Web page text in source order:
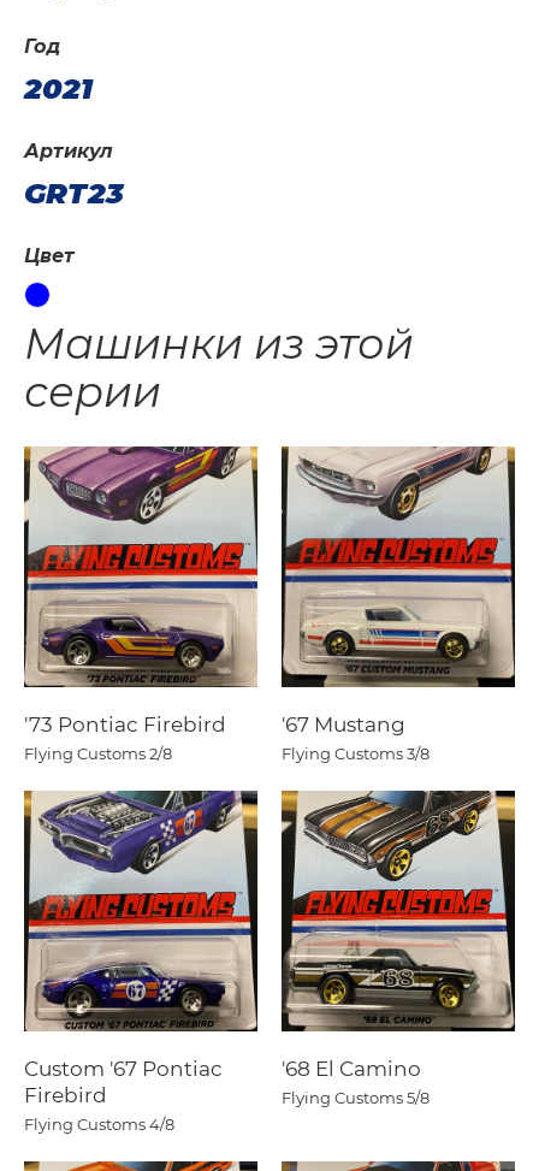
Год
2021
Артикул
GRT23
Цвет
Машинки из этой
серии
'73 Pontiac Firebird
Flying Customs2/8
'67 Mustang
Flying Customs3/8
Custom '67 Pontiac
Firebird
Flying Customs4/8
'68 El Camino
Flying Customs5/8